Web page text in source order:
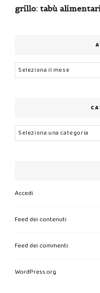
grillo: tabù
Archivi
Categorie
Accedi
Feed dei contenuti
Feed dei commenti
WordPress.org